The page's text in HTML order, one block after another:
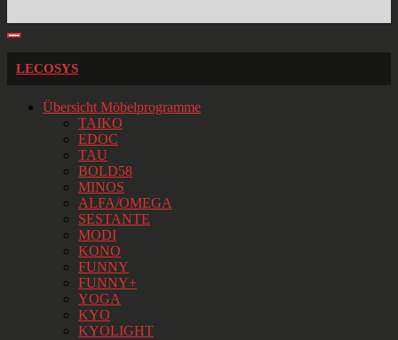
LECOSYS
Übersicht Möbelprogramme
TAIKO
EDOC
TAU
BOLD58
MINOS
ALFA/OMEGA
SESTANTE
MODI
KONO
FUNNY
FUNNY+
YOGA
KYO
KYOLIGHT